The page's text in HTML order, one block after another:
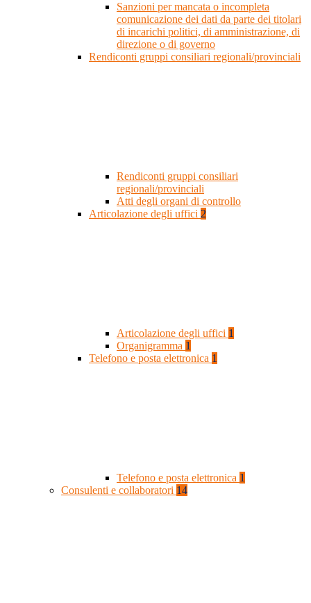
Sanzioni per mancata o incompleta
comunicazione dei dati da parte dei titolari
di incarichi politici, di amministrazione, di
direzione o di governo
Rendiconti gruppi consiliari regionali/provinciali
Rendiconti gruppi consiliari
regionali/provinciali
Atti degli organi di controllo
Articolazione degli uffici 2
Articolazione degli uffici 1
Organigramma 1
Telefono e posta elettronica 1
Telefono e posta elettronica 1
Consulenti e collaboratori 14